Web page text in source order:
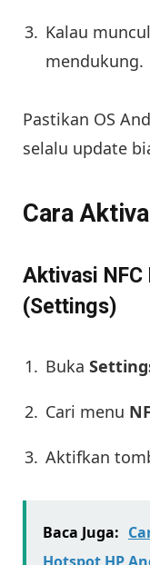
Kalau
mendukung.
Pastikan OS
selalu update
Cara
Aktivasi NFC
(Settings)
Buka
Cari menu
Aktifkan
Baca Juga: